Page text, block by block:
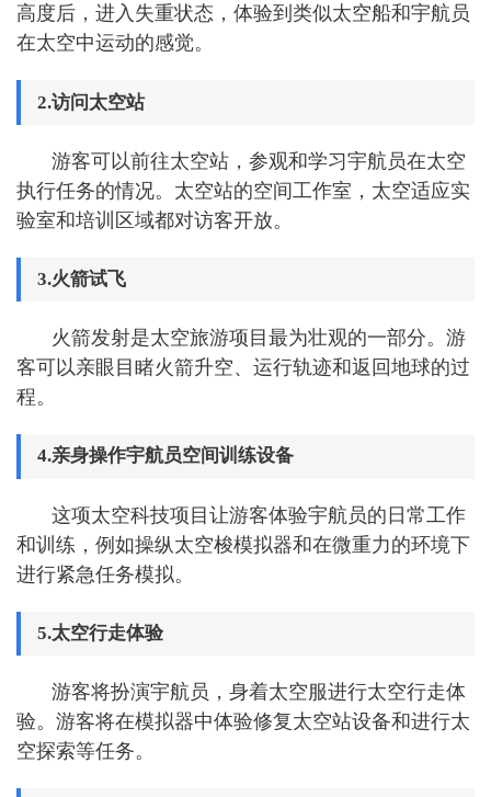
高度后，进入失重状态，体验到类似太空船和宇航员
在太空中运动的感觉。
2.访问太空站
游客可以前往太空站，参观和学习宇航员在太空
执行任务的情况。太空站的空间工作室，太空适应实
验室和培训区域都对访客开放。
3.火箭试飞
火箭发射是太空旅游项目最为壮观的一部分。游
客可以亲眼目睹火箭升空、运行轨迹和返回地球的过
程。
4.亲身操作宇航员空间训练设备
这项太空科技项目让游客体验宇航员的日常工作
和训练，例如操纵太空梭模拟器和在微重力的环境下
进行紧急任务模拟。
5.太空行走体验
游客将扮演宇航员，身着太空服进行太空行走体
验。游客将在模拟器中体验修复太空站设备和进行太
空探索等任务。